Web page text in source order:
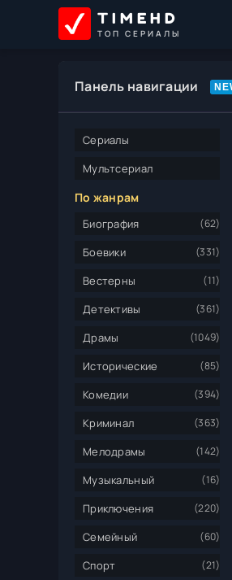
TIMEHD
ТОП СЕРИАЛЫ
Панель навигации
Сериалы
Мультсериал
По жанрам
Биография (62)
Боевики (331)
Вестерны (11)
Детективы (361)
Драмы (1049)
Исторические (85)
Комедии (394)
Криминал (363)
Мелодрамы (142)
Музыкальный (16)
Приключения (220)
Семейный (60)
Спорт (21)